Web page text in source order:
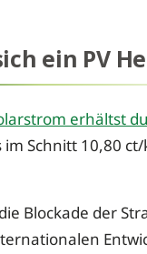
ein PV
erhältst
im Schnitt 10,80
Blockade der